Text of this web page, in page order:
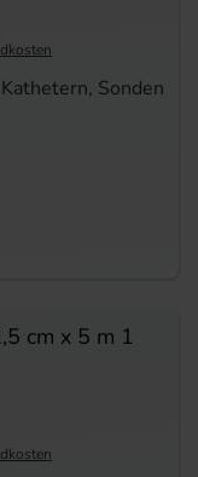
Sonden
cm x 5 m 1